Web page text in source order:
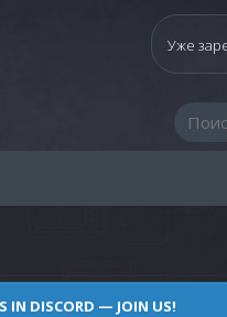
Уже
DISCORD — JOIN US!